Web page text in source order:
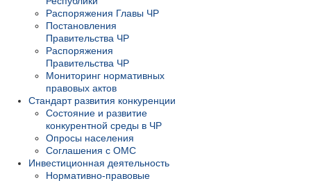
Распоряжения Главы ЧР
Постановления
Правительства ЧР
Распоряжения
Правительства ЧР
Мониторинг нормативных
правовых актов
Стандарт развития конкуренции
Состояние и развитие
конкурентной среды в ЧР
Опросы населения
Соглашения с ОМС
Инвестиционная деятельность
Нормативно-правовые